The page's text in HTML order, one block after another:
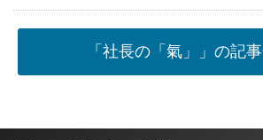
「社長の「氣」」の記